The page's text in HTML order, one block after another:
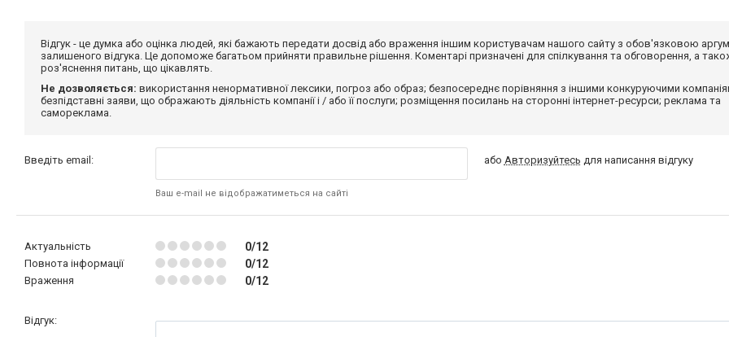
Відгук - це думка або оцінка людей, які бажають передати досвід або враження іншим користувачам нашого сайту з обов'язковою
залишеного відгука. Це допоможе багатьом прийняти правильне рішення. Коментарі призначені для спілкування та обговорення, а
роз'яснення питань, що цікавлять.
Не дозволяється: використання ненормативної лексики, погроз або образ; безпосереднє порівняння з іншими конкуруючими
безпідставні заяви, що ображають діяльність компанії і / або її послуги; розміщення посилань на сторонні інтернет-ресурси; реклама та
самореклама.
Введіть email:
Ваш e-mail не відображатиметься на сайті
або Авторизуйтесь для написання відгуку
Актуальність 0/12
Повнота інформації 0/12
Враження 0/12
Відгук: